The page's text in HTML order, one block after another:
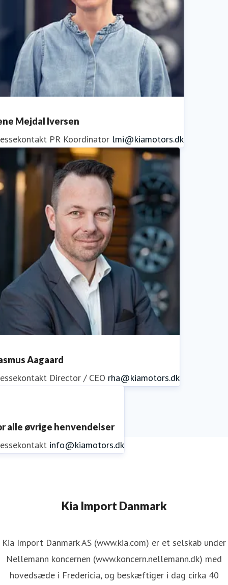
Mejdal Iversen
PR Koordinator lmi@kiamotors.dk
Aagaard
Director / CEO rha@kiamotors.dk
alle øvrige henvendelser
info@kiamotors.dk
Kia Import Danmark
Kia Import Danmark AS (www.kia.com) er et selskab under
Nellemann koncernen (www.koncern.nellemann.dk) med
hovedsæde i Fredericia, og beskæftiger i dag cirka 40